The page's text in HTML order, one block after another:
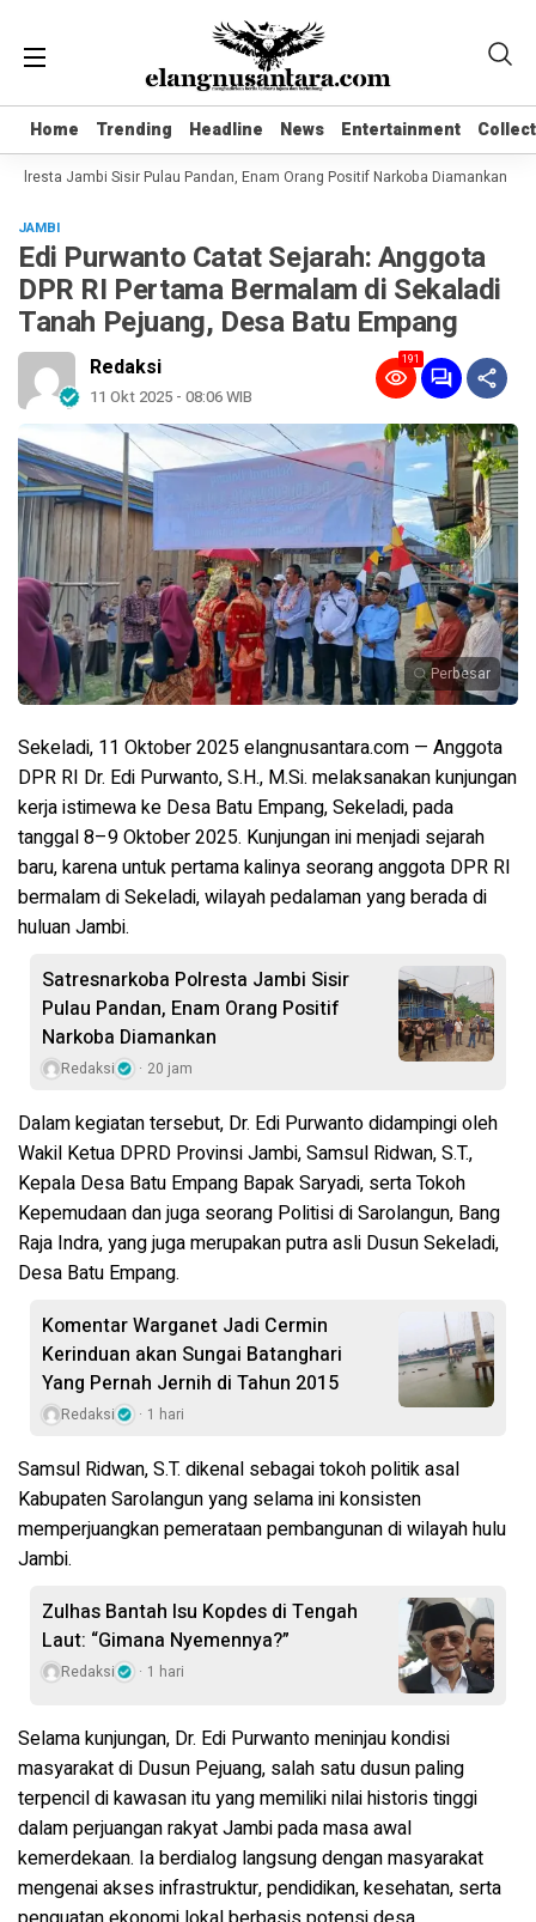
Home Trending Headline News Entertainment
Home Trending Headline News Entertainment
Jambi Sisir Pulau Pandan, Enam Orang Positif Narkoba Diamankan
JAMBI
Edi Purwanto Catat Sejarah: Anggota
DPR RI Pertama Bermalam di Sekaladi
Tanah Pejuang, Desa Batu Empang
Redaksi
11 Okt 2025 - 08:06 WIB
191
Perbesar
Sekeladi, 11 Oktober 2025 elangnusantara.com — Anggota
DPR RI Dr. Edi Purwanto, S.H., M.Si. melaksanakankunjungan
kerja istimewa ke Desa Batu Empang, Sekeladi, pada
tanggal8–9 Oktober 2025. Kunjungan ini menjadi sejarah
baru, karena untukpertama kalinya seorang anggota DPR RI
bermalam di Sekeladi, wilayah pedalaman yang berada di
huluan Jambi.
Satresnarkoba Polresta Jambi Sisir
Pulau Pandan, Enam Orang Positif
Narkoba Diamankan
Redaksi 20 jam
Dalam kegiatan tersebut, Dr. Edi Purwantodidampingi oleh
Wakil Ketua DPRD Provinsi Jambi, Samsul Ridwan, S.T.,
Kepala Desa Batu Empang Bapak Saryadi, serta Tokoh
Kepemudaan dan juga seorang Politisi di Sarolangun, Bang
Raja Indra, yang juga merupakanputra asli Dusun Sekeladi,
Desa Batu Empang.
Komentar Warganet Jadi Cermin
Kerinduan akan Sungai Batanghari
Yang Pernah Jernih di Tahun 2015
Redaksi 1 hari
Samsul Ridwan, S.T. dikenal sebagaitokoh politik asal
Kabupaten Sarolangunyang selama ini konsisten
memperjuangkan pemerataan pembangunan di wilayah hulu
Jambi.
Zulhas Bantah Isu Kopdes di Tengah
Laut: “Gimana Nyemennya?”
Redaksi 1 hari
Selama kunjungan, Dr. Edi Purwanto meninjaukondisi
masyarakat di Dusun Pejuang, salah satu dusun paling
terpencil di kawasan itu yang memiliki nilai historis tinggi
dalam perjuangan rakyat Jambi pada masa awal
kemerdekaan. Ia berdialog langsung dengan masyarakat
mengenaiakses infrastruktur, pendidikan, kesehatan, serta